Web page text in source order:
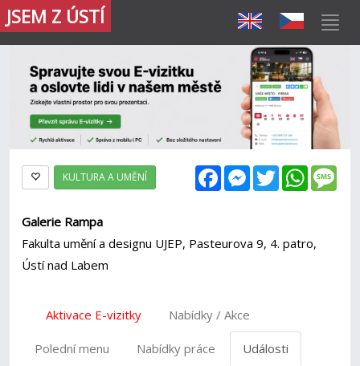
JSEM Z ÚSTÍ
FacebookMessenger
Twitter
KULTURA A UMĚNÍ
Galerie Rampa
Fakulta umění a designu UJEP, Pasteurova 9, 4. patro,
Ústí nad Labem
Aktivace E-vizitky Nabídky / Akce
Polední menu Nabídky práce Události